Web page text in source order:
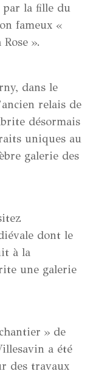
par la fille du
fameux «
».
dans le
relais de
désormais
uniques au
galerie des
dont le
à la
une galerie
» de
a été
des travaux